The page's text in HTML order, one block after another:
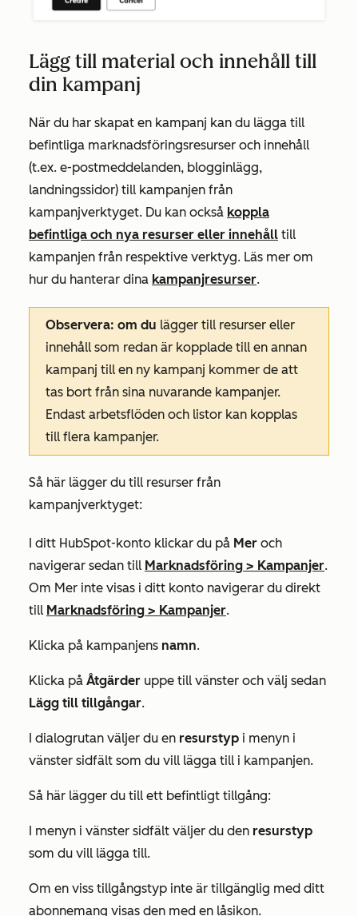
Lägg till material och innehåll till
din kampanj
När du har skapat en kampanj kan du lägga till
befintliga marknadsföringsresurser och innehåll
(t.ex. e-postmeddelanden, blogginlägg,
landningssidor) till kampanjen från
kampanjverktyget. Du kan också koppla
befintliga och nya resurser eller innehåll till
kampanjen från respektive verktyg. Läs mer om
hur du hanterar dina kampanjresurser.
Observera: om du lägger till resurser eller
innehåll som redan är kopplade till en annan
kampanj till en ny kampanj kommer de att
tas bort från sina nuvarande kampanjer.
Endast arbetsflöden och listor kan kopplas
till flera kampanjer.
Så här lägger du till resurser från
kampanjverktyget:
I ditt HubSpot-konto klickar du på Mer och
navigerar sedan till Marknadsföring > Kampanjer.
Om Mer inte visas i ditt konto navigerar du direkt
till Marknadsföring > Kampanjer.
Klicka på kampanjens namn.
Klicka på Åtgärder uppe till vänster och välj sedan
Lägg till tillgångar.
I dialogrutan väljer du en resurstyp i menyn i
vänster sidfält som du vill lägga till i kampanjen.
Så här lägger du till ett befintligt tillgång:
I menyn i vänster sidfält väljer du den resurstyp
som du vill lägga till.
Om en viss tillgångstyp inte är tillgänglig med ditt
abonnemang visas den med en låsikon.